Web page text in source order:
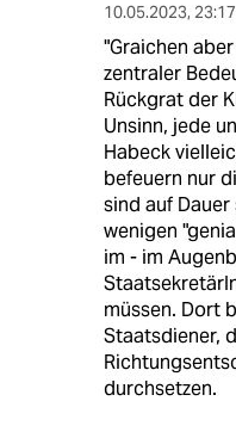
10.05.2023,
"Graichen
zentraler
Rückgrat der
Unsinn, jede
Habeck
befeuern nur
sind auf
wenigen
im - im
müssen. Dort
Staatsdiener,
durchsetzen.